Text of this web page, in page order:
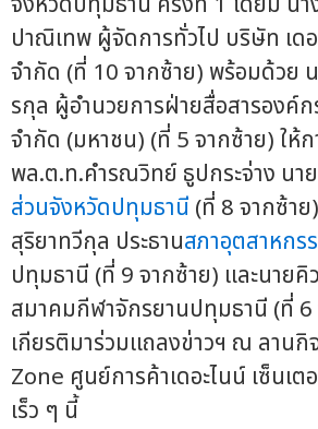
ปาณิเทพ ผู้จัดการทั่วไป บริษัท เด
จำกัด (ที่ 10 จากซ้าย) พร้อมด้วย
รกุล ผู้อำนวยการฝ่ายสื่อสารองค์
จำกัด (มหาชน) (ที่ 5 จากซ้าย) ให้
พล.ต.ท.คำรณวิทย์ ธูปกระจ่าง นา
ส่วนจังหวัดปทุมธานี (ที่ 8 จากซ้า
สุริยาทวีกุล ประธานสภาอุตสาหกร
ปทุมธานี (ที่ 9 จากซ้าย) และนายคิ
สมาคมกีฬาจักรยานปทุมธานี (ที่ 6
เกียรติมาร่วมแถลงข่าวฯ ณ ลาน
Zone ศูนย์การค้าเดอะไนน์ เซ็นเต
เร็ว ๆ นี้